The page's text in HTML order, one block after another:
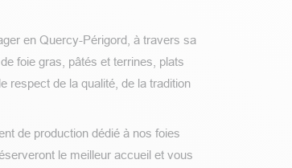
en Quercy-Périgord, à travers sa
foie gras, pâtés et terrines, plats
respect de la qualité, de la tradition
de production dédié à nos foies
le meilleur accueil et vous